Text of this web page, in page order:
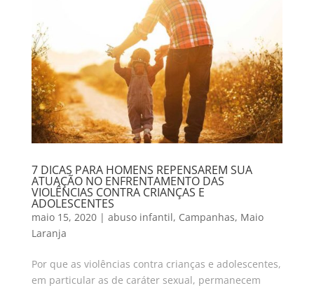
7 DICAS PARA HOMENS REPENSAREM SUA
ATUAÇÃO NO ENFRENTAMENTO DAS
VIOLÊNCIAS CONTRA CRIANÇAS E
ADOLESCENTES
maio 15, 2020| abuso infantil, Campanhas, Maio
Laranja
Por que as violências contra crianças e adolescentes,
em particular as de caráter sexual, permanecem